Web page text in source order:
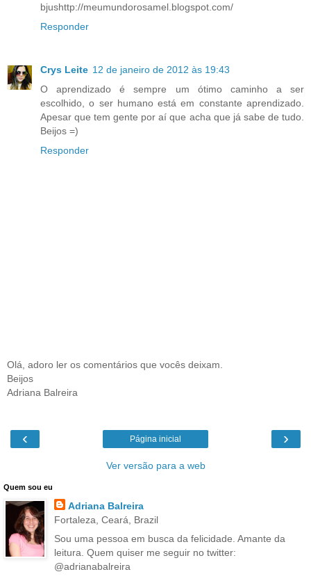
bjushttp://meumundorosamel.blogspot.com/
Responder
Crys Leite 12 de janeiro de 2012 às 19:43
O aprendizado é sempre um ótimo caminho a ser
escolhido, o ser humano está em constante aprendizado.
Apesar que tem gente por aí que acha que já sabe de tudo.
Beijos =)
Responder
Olá, adoro ler os comentários que vocês deixam.
Beijos
Adriana Balreira
‹ ›
Página inicial
Ver versão para a web
Quem sou eu
Adriana Balreira
Fortaleza, Ceará, Brazil
Sou uma pessoa em busca da felicidade. Amante da
leitura. Quem quiser me seguir no twitter:
@adrianabalreira